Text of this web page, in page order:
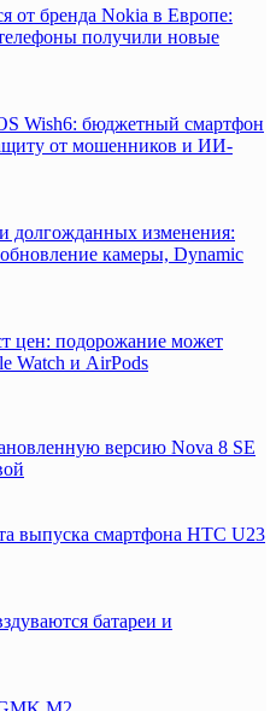
от бренда Nokia в Европе:
получили новые
Wish6: бюджетный смартфон
от мошенников и ИИ-
долгожданных изменения:
камеры, Dynamic
цен: подорожание может
Watch и AirPods
версию Nova 8 SE
выпуска смартфона HTC U23
батареи и